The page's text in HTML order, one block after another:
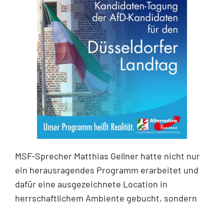
MSF-Sprecher Matthias Gellner hatte nicht nur
ein herausragendes Programm erarbeitet und
dafür eine ausgezeichnete Location in
herrschaftlichem Ambiente gebucht, sondern